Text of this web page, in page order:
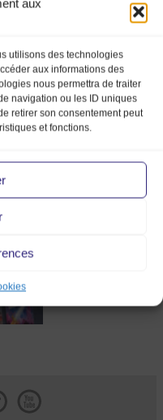
aux
utilisons des technologies
aux informations des
nous permettra de traiter
navigation ou les ID uniques
retirer son consentement peut
et fonctions.